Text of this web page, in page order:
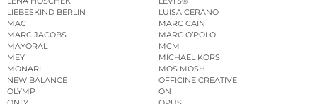
LIEBESKIND BERLIN
LUISA CERANO
MAC
MARC CAIN
MARC JACOBS
MARC O’POLO
MAYORAL
MCM
MEY
MICHAEL KORS
MONARI
MOS MOSH
NEW BALANCE
OFFICINE CREATIVE
OLYMP
ON